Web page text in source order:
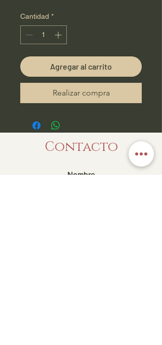
Cantidad *
Agregar al carrito
Realizar compra
Contacto